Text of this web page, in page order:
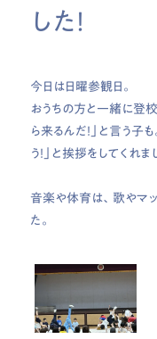
した！
今日は日曜参観日。
おうちの方と一緒に登
ら来るんだ！」と言う子
う！」と挨拶をしてくれま
音楽や体育は、歌やマ
た。